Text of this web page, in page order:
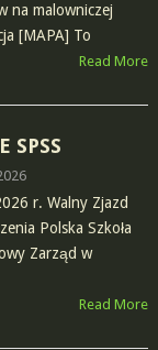
na malowniczej
[MAPA] To
Read More
SPSS
r. Walny Zjazd
Polska Szkoła
Zarząd w
Read More